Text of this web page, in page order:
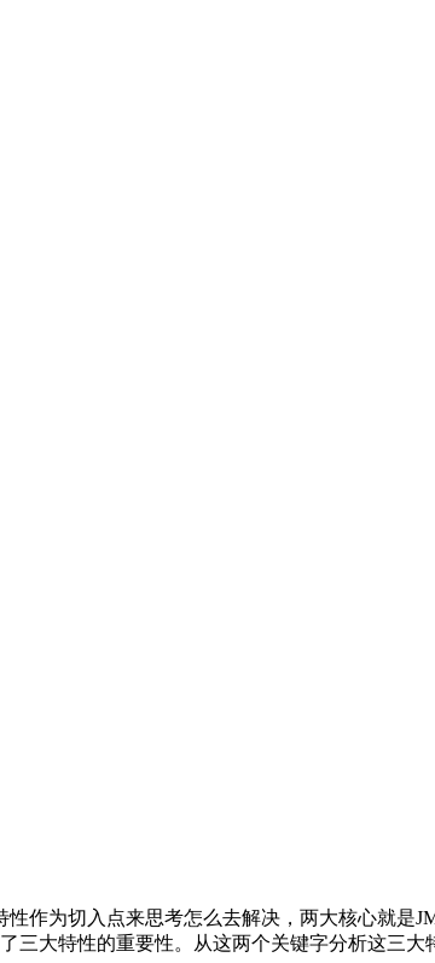
为切入点来思考怎么去解决，两大核心就是
三大特性的重要性。从这两个关键字分析这三大